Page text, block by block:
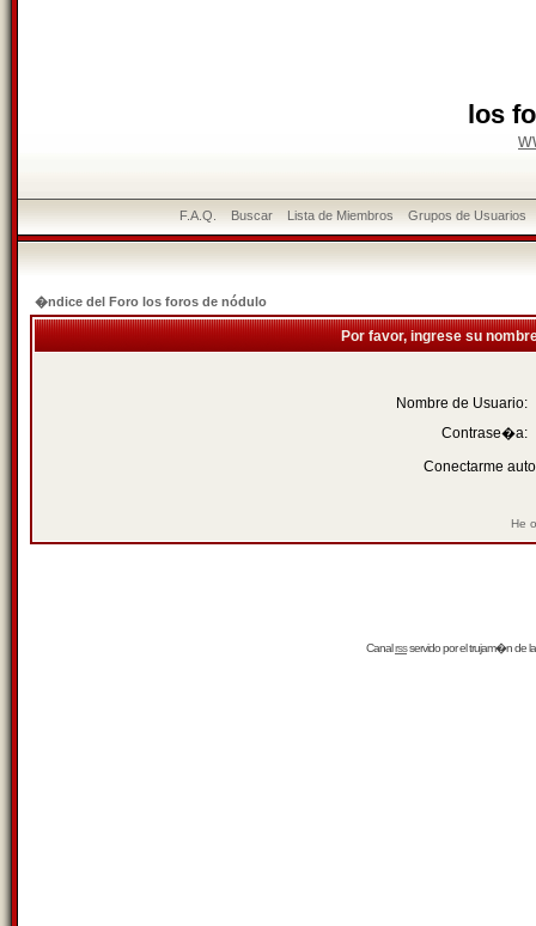
los
F.A.Q. Buscar Lista de Miembros Grupos de Usuarios
�ndice del Foro los foros de nódulo
Por favor, ingrese su
Nombre de Usuario:
Contrase�a:
Conectarme
He
Canalrssservido por eltrujam�nde